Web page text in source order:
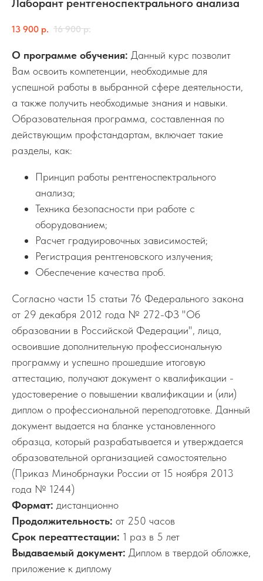
Лаборант рентгеноспектрального анализа
13 900 р. 16 900 р.
О программе обучения: Данный курс позволит
Вам освоить компетенции, необходимые для
успешной работы в выбранной сфере деятельности,
а также получить необходимые знания и навыки.
Образовательная программа, составленная по
действующим профстандартам, включает такие
разделы, как:
Принцип работы рентгеноспектрального
анализа;
Техника безопасности при работе с
оборудованием;
Расчет градуировочных зависимостей;
Регистрация рентгеновского излучения;
Обеспечение качества проб.
Согласно части 15 статьи 76 Федерального закона
от 29 декабря 2012 года № 272-ФЗ "Об
образовании в Российской Федерации", лица,
освоившие дополнительную профессиональную
программу и успешно прошедшие итоговую
аттестацию, получают документ о квалификации -
удостоверение о повышении квалификации и (или)
диплом о профессиональной переподготовке. Данный
документ выдается на бланке установленного
образца, который разрабатывается и утверждается
образовательной организацией самостоятельно
(Приказ Минобрнауки России от 15 ноября 2013
года № 1244)
Формат: дистанционно
Продолжительность: от 250 часов
Срок переаттестации: 1 раз в 5 лет
Выдаваемый документ: Диплом в твердой обложке,
приложение к диплому